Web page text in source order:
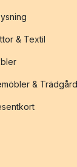
& Textil
&